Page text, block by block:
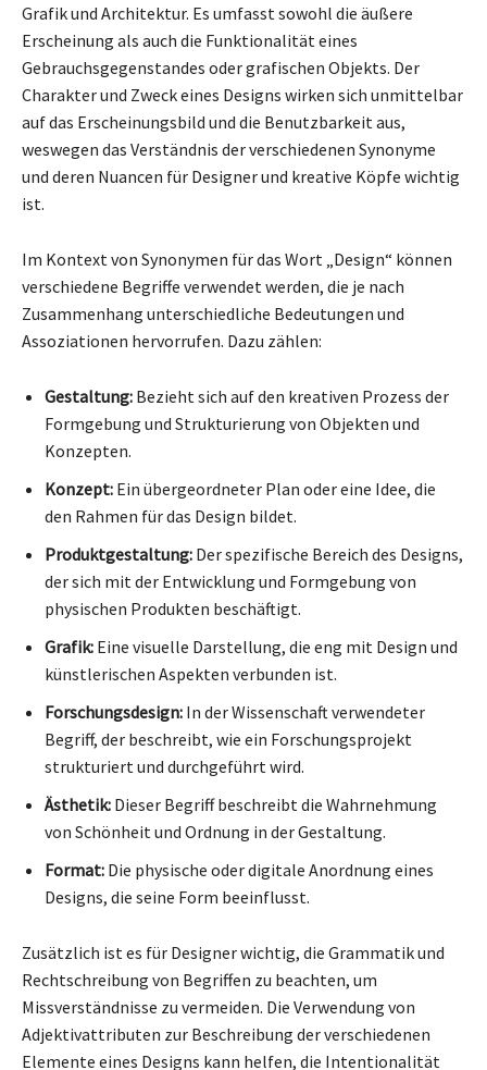
Grafik und Architektur. Es umfasst sowohl die äußere
Erscheinung als auch die Funktionalität eines
Gebrauchsgegenstandes oder grafischen Objekts. Der
Charakter und Zweck eines Designs wirken sich unmittelbar
auf das Erscheinungsbild und die Benutzbarkeit aus,
weswegen das Verständnis der verschiedenen Synonyme
und deren Nuancen für Designer und kreative Köpfe wichtig
ist.
Im Kontext von Synonymen für das Wort „Design“ können
verschiedene Begriffe verwendet werden, die je nach
Zusammenhang unterschiedliche Bedeutungen und
Assoziationen hervorrufen. Dazu zählen:
Gestaltung: Bezieht sich auf den kreativen Prozess der
Formgebung und Strukturierung von Objekten und
Konzepten.
Konzept: Ein übergeordneter Plan oder eine Idee, die
den Rahmen für das Design bildet.
Produktgestaltung: Der spezifische Bereich des Designs,
der sich mit der Entwicklung und Formgebung von
physischen Produkten beschäftigt.
Grafik: Eine visuelle Darstellung, die eng mit Design und
künstlerischen Aspekten verbunden ist.
Forschungsdesign: In der Wissenschaft verwendeter
Begriff, der beschreibt, wie ein Forschungsprojekt
strukturiert und durchgeführt wird.
Ästhetik: Dieser Begriff beschreibt die Wahrnehmung
von Schönheit und Ordnung in der Gestaltung.
Format: Die physische oder digitale Anordnung eines
Designs, die seine Form beeinflusst.
Zusätzlich ist es für Designer wichtig, die Grammatik und
Rechtschreibung von Begriffen zu beachten, um
Missverständnisse zu vermeiden. Die Verwendung von
Adjektivattributen zur Beschreibung der verschiedenen
Elemente eines Designs kann helfen, die Intentionalität